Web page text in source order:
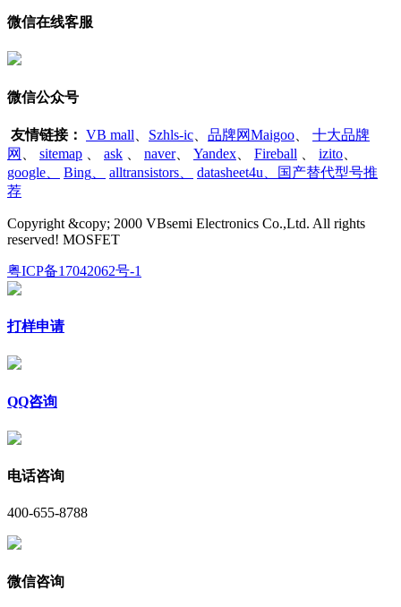
微信在线客服
微信公众号
友情链接： VB mall Szhls-ic 品牌网Maigoo
十大品牌
网
sitemap ask naver、 Yandex Fireball izito
google
Bing alltransistors
datasheet4u、国产替代型号推
荐
Copyright &copy; 2000 VBsemi Electronics Co.,Ltd. All rights
reserved! MOSFET
粤ICP备17042062号-1
打样申请
QQ咨询
电话咨询
400-655-8788
微信咨询